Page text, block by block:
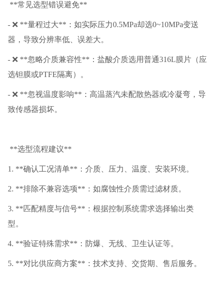
**常见选型错误避免**
- ❌ **量程过大**：如实际压力0.5MPa却选0~10MPa变送
器，导致分辨率低、误差大。
- ❌ **忽略介质兼容性**：盐酸介质选用普通316L膜片（应
选钽膜或PTFE隔离）。
- ❌ **忽视温度影响**：高温蒸汽未配散热器或冷凝弯，导
致传感器损坏。
**选型流程建议**
1. **确认工况清单**：介质、压力、温度、安装环境。
2. **排除不兼容选项**：如腐蚀性介质需过滤材质。
3. **匹配精度与信号**：根据控制系统需求选择输出类
型。
4. **验证特殊需求**：防爆、无线、卫生认证等。
5. **对比供应商方案**：技术支持、交货期、售后服务。